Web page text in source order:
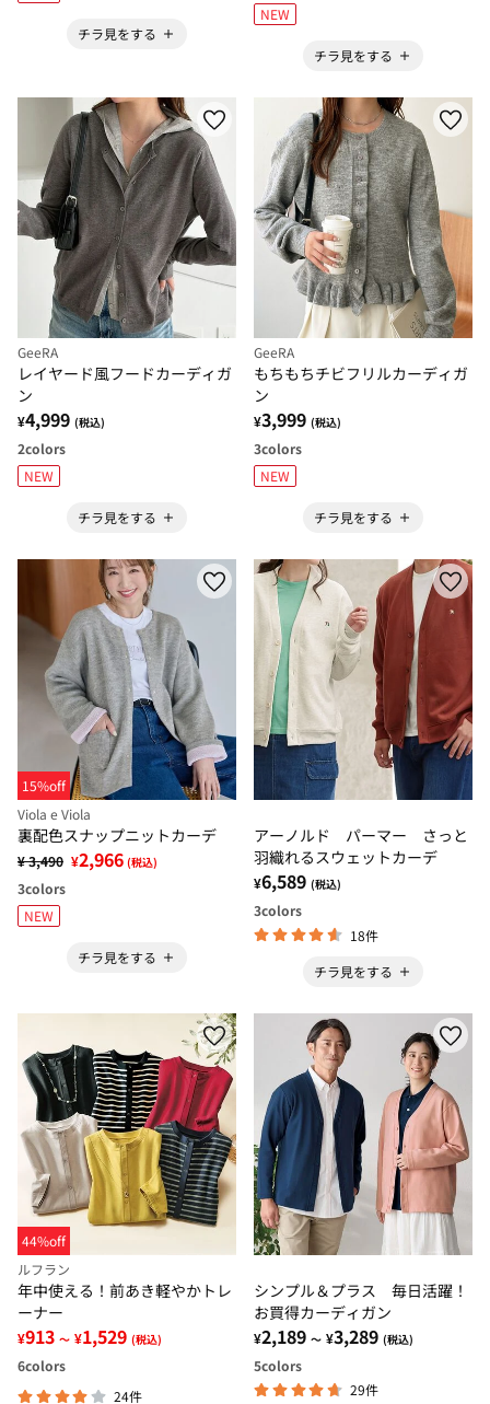
チラ見をする
NEW
チラ見をする
GeeRA
レイヤード風フードカーディガ
ン
¥4,999 (税込)
2colors
NEW
チラ見をする
GeeRA
もちもちチビフリルカーディガ
ン
¥3,999 (税込)
3colors
NEW
チラ見をする
15%off
Viola e Viola
裏配色スナップニットカーデ
¥ 3,490 ¥2,966 (税込)
3colors
NEW
チラ見をする
アーノルド パーマー さっと
羽織れるスウェットカーデ
¥6,589 (税込)
3colors
18件
チラ見をする
44%off
ルフラン
年中使える！前あき軽やかトレ
ーナー
¥913 ～ ¥1,529 (税込)
6colors
24件
シンプル＆プラス 毎日活躍！
お買得カーディガン
¥2,189 ～ ¥3,289 (税込)
5colors
29件